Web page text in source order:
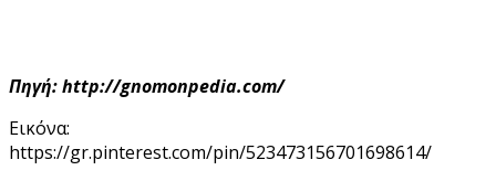
Πηγή: http://gnomonpedia.com/
Εικόνα:
https://gr.pinterest.com/pin/523473156701698614/